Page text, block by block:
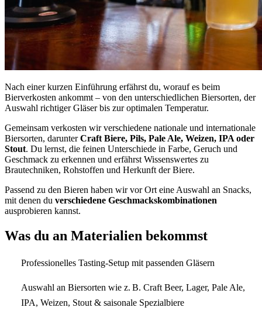
Nach einer kurzen Einführung erfährst du, worauf es beim
Bierverkosten ankommt – von den unterschiedlichen Biersorten, der
Auswahl richtiger Gläser bis zur optimalen Temperatur.
Gemeinsam verkosten wir verschiedene nationale und internationale
Biersorten, darunterCraft Biere, Pils, Pale Ale, Weizen, IPA oder
Stout. Du lernst, die feinen Unterschiede in Farbe, Geruch und
Geschmack zu erkennen und erfährst Wissenswertes zu
Brautechniken, Rohstoffen und Herkunft der Biere.
Passend zu den Bieren haben wir vor Ort eine Auswahl an Snacks,
mit denen du verschiedene Geschmackskombinationen
ausprobieren kannst.
Was du an Materialien bekommst
Professionelles Tasting-Setup mit passenden Gläsern
Auswahl an Biersorten wie z. B. Craft Beer, Lager, Pale Ale,
IPA, Weizen, Stout & saisonale Spezialbiere